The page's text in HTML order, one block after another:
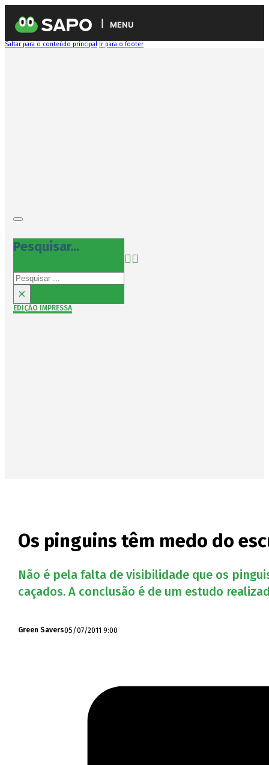
MENU
Saltar para o conteúdo principal Ir para o footer
Pesquisar...
Pesquisar
×
EDIÇÃO IMPRESSA
Os pinguins têm medo do
Não é pela falta de visibilidade que os
caçados. A conclusão é de um estudo
Green Savers05/07/2011 9:00